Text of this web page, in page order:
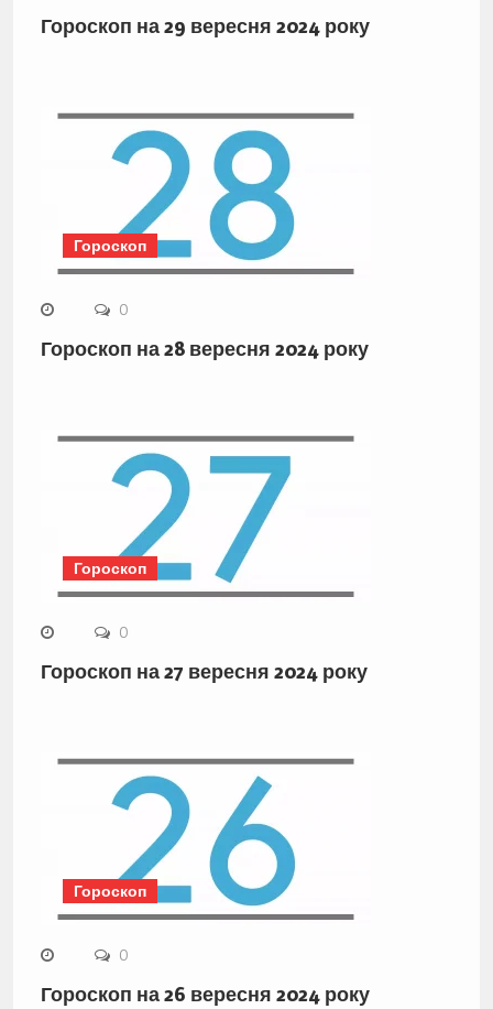
Гороскоп на 29 вересня 2024 року
Гороскоп
0
Гороскоп на 28 вересня 2024 року
Гороскоп
0
Гороскоп на 27 вересня 2024 року
Гороскоп
0
Гороскоп на 26 вересня 2024 року